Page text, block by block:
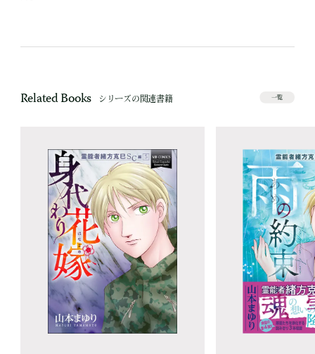
Related Books シリーズの関連書籍 一覧